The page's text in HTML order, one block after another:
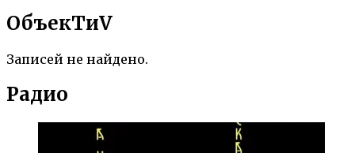
ОбъекTиV
Записей не найдено.
Радио